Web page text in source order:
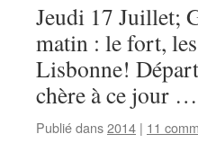
Jeudi 17 Juillet;
matin : le fort,
Lisbonne!
chère à ce jour …
Publié dans2014 | 11